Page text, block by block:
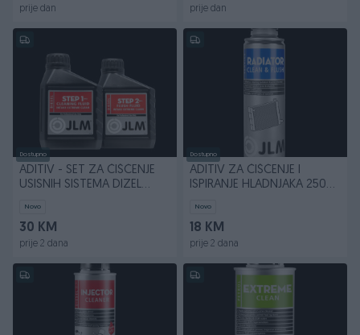
prije dan prije dan
Dostupno
ADITIV - SET ZA ČIŠĆENJE
USISNIH SISTEMA DIZEL
Novo
30 KM
prije 2 dana
Dostupno
ADITIV ZA ČIŠĆENJE I
ISPIRANJE HLADNJAKA 250
Novo
18 KM
prije 2 dana